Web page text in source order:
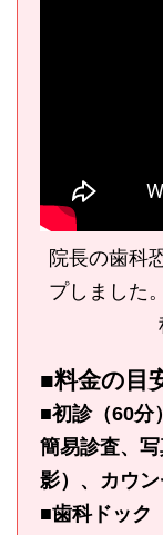
院長の歯科
プしました
■料金の目
■初診（60分）
簡易診査、
影）、カウ
■歯科ドック